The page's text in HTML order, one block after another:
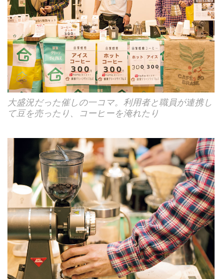
大盛況だった催しの一コマ。利用者と職員が連携し
て豆を売ったり、コーヒーを淹れたり